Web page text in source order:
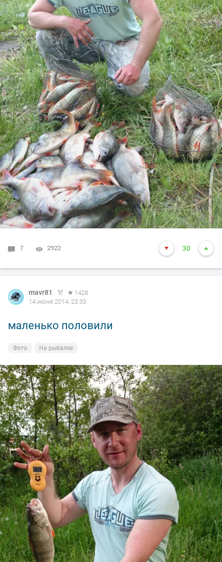
7 2922 30
mavr81
1428
14 июня 2014, 23:33
маленько половили
Фото На рыбалке